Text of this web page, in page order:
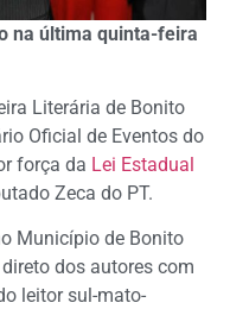
na última quinta-feira
Literária de Bonito
Oficial de Eventos do
força da Lei Estadual
Zeca do PT.
Município de Bonito
dos autores com
leitor sul-mato-